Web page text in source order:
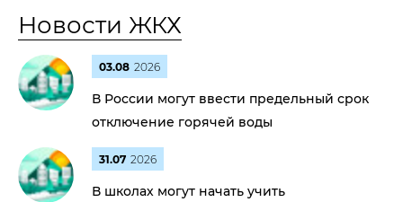
Новости ЖКХ
03.08 2026
В России могут ввести предельный срок
отключение горячей воды
31.07 2026
В школах могут начать учить